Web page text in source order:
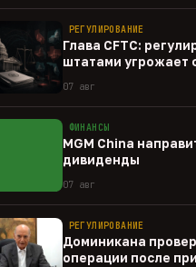
РЕГУЛИРОВАНИЕ
Глава CFTC:
штатами угрожает
07 авг
ФИНАНСЫ
MGM China
дивиденды
07 авг
РЕГУЛИРОВАНИЕ
Доминикана
операции после